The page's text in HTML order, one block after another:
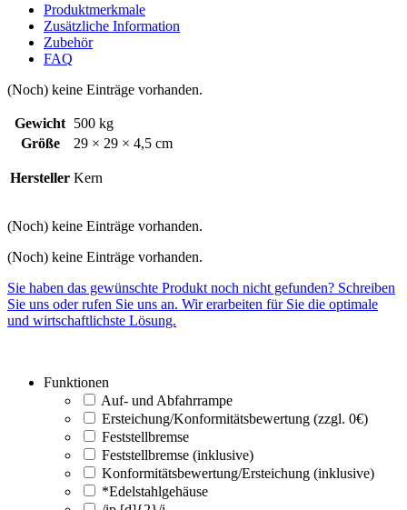
Produktmerkmale
Zusätzliche Information
Zubehör
FAQ
(Noch) keine Einträge vorhanden.
Gewicht 500 kg
Größe
29 × 29 × 4,5 cm
Hersteller Kern
(Noch) keine Einträge vorhanden.
(Noch) keine Einträge vorhanden.
Sie haben das gewünschte Produkt noch nicht gefunden? Schreiben
Sie uns oder rufen Sie uns an. Wir erarbeiten für Sie die optimale
und wirtschaftlichste Lösung.
Funktionen
Auf- und Abfahrrampe
Ersteichung/Konformitätsbewertung (zzgl. 0€)
Feststellbremse
Feststellbremse (inklusive)
Konformitätsbewertung/Ersteichung (inklusive)
*Edelstahlgehäuse